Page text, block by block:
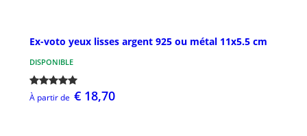
Ex-voto yeux lisses argent 925 ou métal 11x5.5 cm
DISPONIBLE
À partir de € 18,70